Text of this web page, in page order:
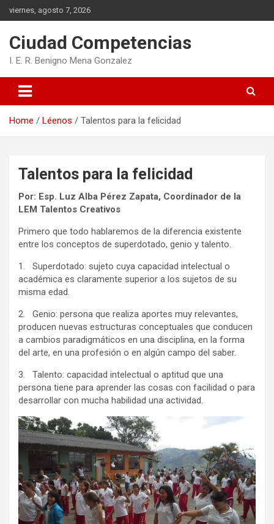
Skip
to
viernes, agosto 7, 2026
Ciudad Competencias
I. E. R. Benigno Mena Gonzalez
Home Léenos Talentos para la felicidad
Talentos para la felicidad
Por: Esp. Luz Alba Pérez Zapata, Coordinador de la
LEM Talentos Creativos
Primero que todo hablaremos de la diferencia existente
entre los conceptos de superdotado, genio y talento.
1. Superdotado: sujeto cuya capacidad intelectual o
académica es claramente superior a los sujetos de su
misma edad.
2. Genio: persona que realiza aportes muy relevantes,
producen nuevas estructuras conceptuales que conducen
a cambios paradigmáticos en una disciplina, en la forma
del arte, en una profesión o en algún campo del saber.
3. Talento: capacidad intelectual o aptitud que una
persona tiene para aprender las cosas con facilidad o para
desarrollar con mucha habilidad una actividad.